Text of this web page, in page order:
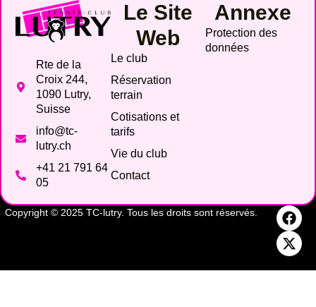
Rte de la
Croix 244,
1090 Lutry,
Suisse
info@tc-
lutry.ch
+41 21 791 64
05
Le Site
Web
Le club
Réservation
terrain
Cotisations et
tarifs
Vie du club
Contact
Annexe
Protection des
données
Copyright © 2025 TC-lutry. Tous les droits sont réservés.